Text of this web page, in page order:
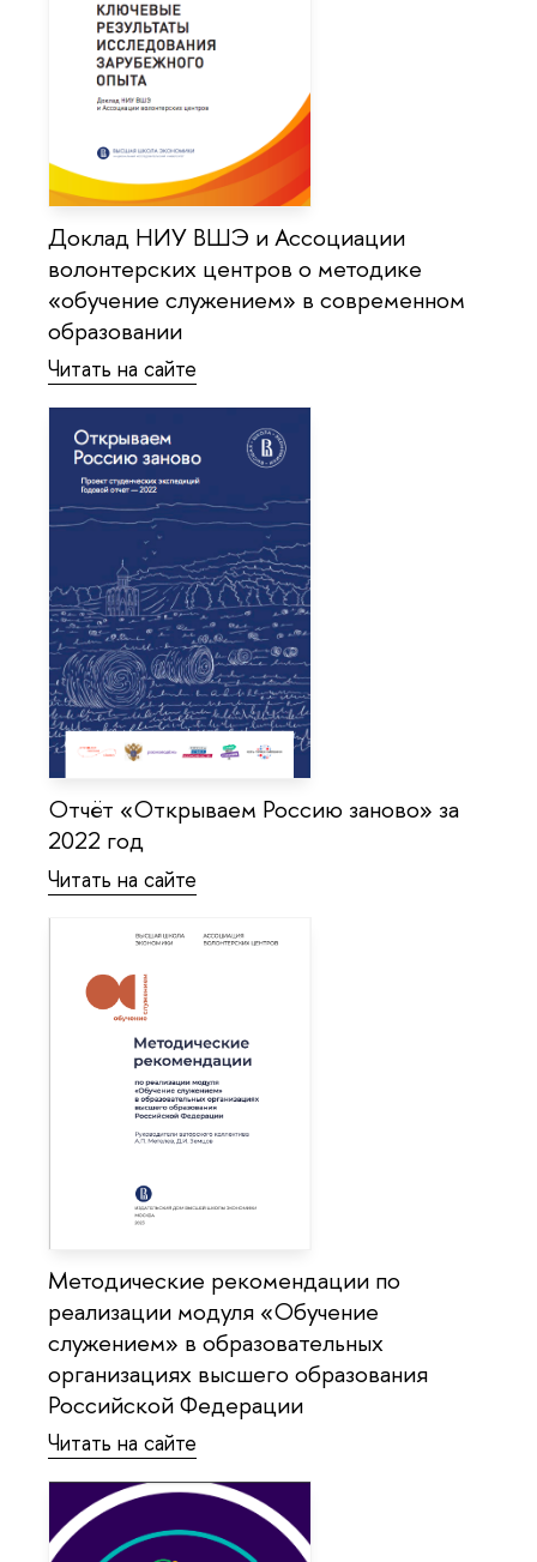
Доклад НИУ ВШЭ и Ассоциации
волонтерских центров о методике
«обучение служением» в современном
образовании
Читать на сайте
Отчёт «Открываем Россию заново» за
2022 год
Читать на сайте
Методические рекомендации по
реализации модуля «Обучение
служением» в образовательных
организациях высшего образования
Российской Федерации
Читать на сайте